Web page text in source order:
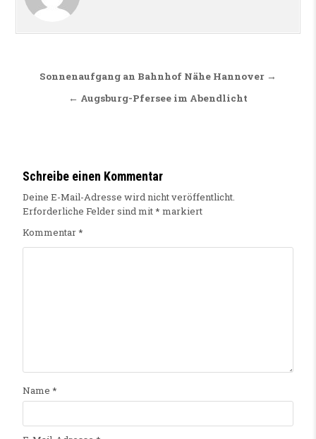
Beitragsnavigation
Sonnenaufgang an Bahnhof Nähe Hannover →
← Augsburg-Pfersee im Abendlicht
Schreibe einen Kommentar
Deine E-Mail-Adresse wird nicht veröffentlicht.
Erforderliche Felder sind mit* markiert
Kommentar*
Name *